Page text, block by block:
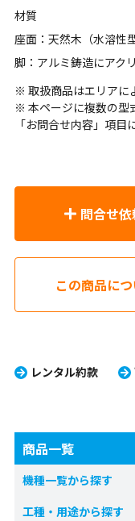
材質
座面：天然木（水溶性
脚：アルミ鋳造にアク
※ 取扱商品はエリアに
※ 本ページに複数の型
「お問合せ内容」項目
問合せ
この商品に
レンタル約款
商品一覧
機種一覧から探す
工種・用途から探す